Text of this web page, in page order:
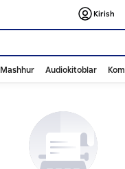
Kirish
Mashhur Audiokitoblar